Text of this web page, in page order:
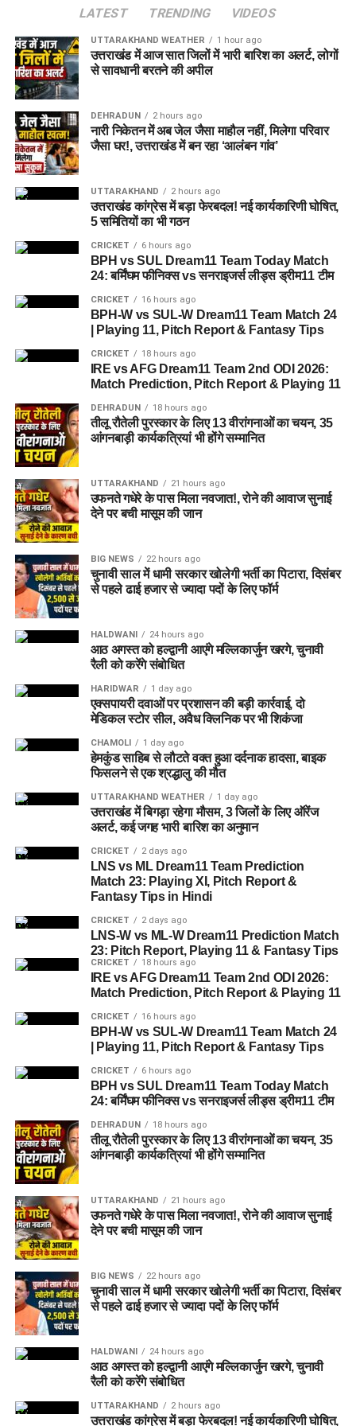
मिली जानकारी के मुताबिक मृतक अमित शहर के सेंट जूड स्कूल की कैंटीन
में कार्यरत था। शुक्रवार शाम करीब सात बजे ड्यूटी समाप्त होने के बाद वो
पैदल अपने घर के लिए निकला था। लेकिन देर रात तक घर नहीं पहुंचा।
नाले में पड़ा मिला शव
किनारे बने नाले में एक युवक फंसा हुआ है। सूचना मिलते ही पुलिस और
फायर सर्विस की टीम मौके पर पहुंची और काफी प्रयास के बाद युवक को
बाहर निकाला। जांच में पता चला कि उसकी मौत हो चुकी थी।
पुलिस मामले की जांच में जुटी
प्रारंभिक जांच के अनुसार आशंका है कि अमित अंधेरे या फिसलन के कारण
नाले में गिर गया और पानी के तेज बहाव या डूबने से उसकी जान चली गई।
हालांकि, मौत के सही कारणों का पता पोस्टमार्टम रिपोर्ट आने के बाद ही चल
LATEST TRENDING VIDEOS
UTTARAKHAND WEATHER 1 hour ago
उत्तराखंड में आज सात जिलों में भारी बारिश का अलर्ट, लोगों
से सावधानी बरतने की अपील
DEHRADUN 2 hours ago
नारी निकेतन में अब जेल जैसा माहौल नहीं, मिलेगा परिवार
जैसा घर!, उत्तराखंड में बन रहा ‘आलंबन गांव’
UTTARAKHAND 2 hours ago
उत्तराखंड कांग्रेस में बड़ा फेरबदल! नई कार्यकारिणी घोषित,
5 समितियों का भी गठन
CRICKET 6 hours ago
BPH vs SUL Dream11 Team Today Match
24: बर्मिंघम फीनिक्स vs सनराइजर्स लीड्स ड्रीम11 टीम
CRICKET 16 hours ago
BPH-W vs SUL-W Dream11 Team Match 24
| Playing 11, Pitch Report & Fantasy Tips
CRICKET 18 hours ago
IRE vs AFG Dream11 Team 2nd ODI 2026:
Match Prediction, Pitch Report & Playing 11
DEHRADUN 18 hours ago
तीलू रौतेली पुरस्कार के लिए 13 वीरांगनाओं का चयन, 35
आंगनबाड़ी कार्यकत्रियां भी होंगे सम्मानित
UTTARAKHAND 21 hours ago
उफनते गधेरे के पास मिला नवजात!, रोने की आवाज सुनाई
देने पर बची मासूम की जान
BIG NEWS 22 hours ago
चुनावी साल में धामी सरकार खोलेगी भर्ती का पिटारा, दिसंबर
से पहले ढाई हजार से ज्यादा पदों के लिए फॉर्म
HALDWANI 24 hours ago
आठ अगस्त को हल्द्वानी आएंगे मल्लिकार्जुन खरगे, चुनावी
रैली को करेंगे संबोधित
HARIDWAR 1 day ago
एक्सपायरी दवाओं पर प्रशासन की बड़ी कार्रवाई, दो
मेडिकल स्टोर सील, अवैध क्लिनिक पर भी शिकंजा
CHAMOLI 1 day ago
हेमकुंड साहिब से लौटते वक्त हुआ दर्दनाक हादसा, बाइक
फिसलने से एक श्रद्धालु की मौत
UTTARAKHAND WEATHER 1 day ago
उत्तराखंड में बिगड़ा रहेगा मौसम, 3 जिलों के लिए ऑरेंज
अलर्ट, कई जगह भारी बारिश का अनुमान
CRICKET 2 days ago
LNS vs ML Dream11 Team Prediction
Match 23: Playing XI, Pitch Report &
Fantasy Tips in Hindi
CRICKET 2 days ago
LNS-W vs ML-W Dream11 Prediction Match
23: Pitch Report, Playing 11 & Fantasy Tips
CRICKET 18 hours ago
IRE vs AFG Dream11 Team 2nd ODI 2026:
Match Prediction, Pitch Report & Playing 11
CRICKET 16 hours ago
BPH-W vs SUL-W Dream11 Team Match 24
| Playing 11, Pitch Report & Fantasy Tips
CRICKET 6 hours ago
BPH vs SUL Dream11 Team Today Match
24: बर्मिंघम फीनिक्स vs सनराइजर्स लीड्स ड्रीम11 टीम
DEHRADUN 18 hours ago
तीलू रौतेली पुरस्कार के लिए 13 वीरांगनाओं का चयन, 35
आंगनबाड़ी कार्यकत्रियां भी होंगे सम्मानित
UTTARAKHAND 21 hours ago
उफनते गधेरे के पास मिला नवजात!, रोने की आवाज सुनाई
देने पर बची मासूम की जान
BIG NEWS 22 hours ago
चुनावी साल में धामी सरकार खोलेगी भर्ती का पिटारा, दिसंबर
से पहले ढाई हजार से ज्यादा पदों के लिए फॉर्म
HALDWANI 24 hours ago
आठ अगस्त को हल्द्वानी आएंगे मल्लिकार्जुन खरगे, चुनावी
रैली को करेंगे संबोधित
UTTARAKHAND 2 hours ago
उत्तराखंड कांग्रेस में बड़ा फेरबदल! नई कार्यकारिणी घोषित,